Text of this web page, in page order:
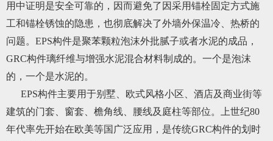
用中证明是安全可靠的，因而避免了因采用锚栓固定方式施
工和锚栓锈蚀的隐患，也彻底解决了外墙外保温冷、热桥的
问题。EPS构件是聚苯颗粒泡沫外批腻子或者水泥的成品，
GRC构件璃纤维与增强水泥混合材料制成的。一个是泡沫
的，一个是水泥的。
EPS构件主要用于别墅、欧式风格小区、酒店及商业街等
建筑的门套、窗套、檐角线、腰线及庭柱等部位。上世纪80
年代率先开始在欧美等国广泛应用，是传统GRC构件的划时